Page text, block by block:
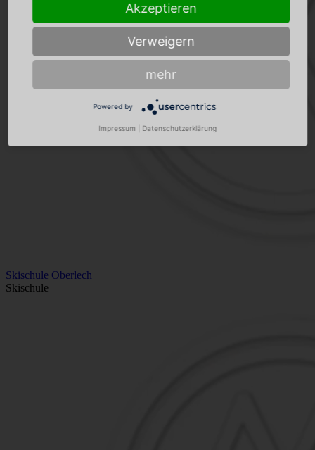
Skischule Oberlech
Skischule
Akzeptieren
Verweigern
mehr
Powered by
Impressum Datenschutzerklärung